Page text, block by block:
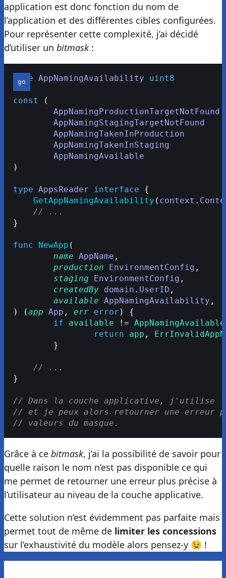
application est donc fonction du nom de
l’application et des différentes cibles configurées.
Pour représenter cette complexité, j’ai décidé
d’utiliser un bitmask:
type AppNamingAvailability uint8
const
(
	AppNamingProductionTargetNotFound
	AppNamingStagingTargetNotFound
	AppNamingTakenInProduction
	AppNamingTakenInStaging
	AppNamingAvailable
)
type AppsReader interface {
    GetAppNamingAvailability
( context .
    // ...
}
func NewApp (
	name
AppName ,
	production
EnvironmentConfig ,
	staging
EnvironmentConfig ,
	createdBy
domain . UserID ,
	available
AppNamingAvailability ,
) (app App , err error ) {
	if
available != AppNamingAvailable
		return
app ,
	}
    // ...
}
// Dans la couche applicative, j'utilise
// et je peux alors retourner une
// valeurs du masque.
Grâce à ce bitmask, j’ai la possibilité de savoir pour
quelle raison le nom n’est pas disponible ce qui
me permet de retourner une erreur plus précise à
l’utilisateur au niveau de la couche applicative.
Cette solution n’est évidemment pas parfaite mais
permet tout de même de limiter les concessions
sur l’exhaustivité du modèle alors pensez-y 😉 !